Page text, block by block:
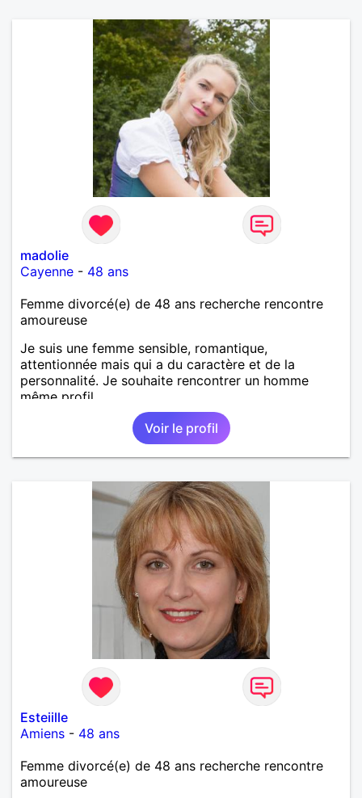
madolie
Cayenne - 48 ans
Femme divorcé(e) de 48 ans recherche rencontre
amoureuse
Je suis une femme sensible, romantique,
attentionnée mais qui a du caractère et de la
personnalité. Je souhaite rencontrer un homme
même profil.
Voir le profil
Esteiille
Amiens - 48 ans
Femme divorcé(e) de 48 ans recherche rencontre
amoureuse